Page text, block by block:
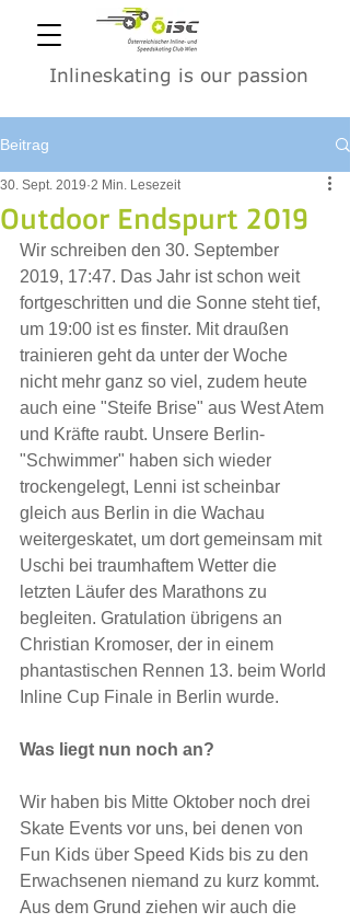
Inlineskating is our passion
Beitrag
Outdoor Endspurt 2019
30. Sept. 2019 2 Min. Lesezeit
Wir schreiben den 30. September
2019, 17:47. Das Jahr ist schon weit
fortgeschritten und die Sonne steht tief,
um 19:00 ist es finster. Mit draußen
trainieren geht da unter der Woche
nicht mehr ganz so viel, zudem heute
auch eine "Steife Brise" aus West Atem
und Kräfte raubt. Unsere Berlin-
"Schwimmer" haben sich wieder
trockengelegt, Lenni ist scheinbar
gleich aus Berlin in die Wachau
weitergeskatet, um dort gemeinsam mit
Uschi bei traumhaftem Wetter die
letzten Läufer des Marathons zu
begleiten. Gratulation übrigens an
Christian Kromoser, der in einem
phantastischen Rennen 13. beim World
Inline Cup Finale in Berlin wurde.
Was liegt nun noch an?
Wir haben bis Mitte Oktober noch drei
Skate Events vor uns, bei denen von
Fun Kids über Speed Kids bis zu den
Erwachsenen niemand zu kurz kommt.
Aus dem Grund ziehen wir auch die